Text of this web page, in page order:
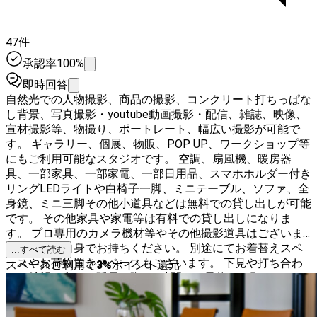
47件
承認率100%
即時回答
自然光での人物撮影、商品の撮影、コンクリート打ちっぱな
し背景、写真撮影・youtube動画撮影・配信、雑誌、映像、
宣材撮影等、物撮り、ポートレート、幅広い撮影が可能で
す。 ギャラリー、個展、物販、POP UP、ワークショップ等
にもご利用可能なスタジオです。 空調、扇風機、暖房器
具、一部家具、一部家電、一部日用品、スマホホルダー付き
リングLEDライトや白椅子一脚、ミニテーブル、ソファ、全
身鏡、ミニ三脚その他小道具などは無料での貸し出しが可能
です。 その他家具や家電等は有料での貸し出しになりま
す。 プロ専用のカメラ機材等やその他撮影道具はございま
せんのでご自身でお持ちください。 別途にてお着替えスペ
ースやお荷物置きスペースもございます。 下見や打ち合わ
せご希望の方もご延長の際も1時間〜ご予約をお願いしてお
ります。 自然光は天候や季節により異なりますが、９時か
ら１４時の間に一番光が綺麗に入ります。 コンパクトなス
...すべて読む
スペースご利用で3%ポイント還元